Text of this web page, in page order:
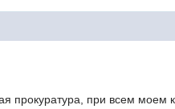
прокуратура, при всем моем